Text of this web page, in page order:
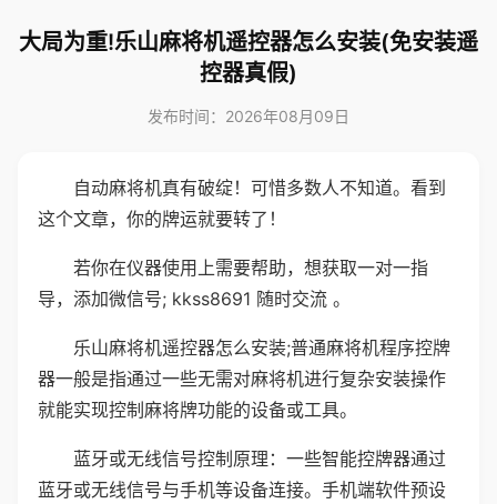
大局为重!乐山麻将机遥控器怎么安装(免安装遥
控器真假)
发布时间：2026年08月09日
自动麻将机真有破绽！可惜多数人不知道。看到
这个文章，你的牌运就要转了！
若你在仪器使用上需要帮助，想获取一对一指
导，添加微信号; kkss8691 随时交流 。
乐山麻将机遥控器怎么安装;普通麻将机程序控牌
器一般是指通过一些无需对麻将机进行复杂安装操作
就能实现控制麻将牌功能的设备或工具。
蓝牙或无线信号控制原理：一些智能控牌器通过
蓝牙或无线信号与手机等设备连接。手机端软件预设